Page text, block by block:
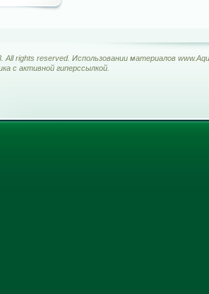
All rights reserved. Использовании материалов
с активной гиперссылкой.